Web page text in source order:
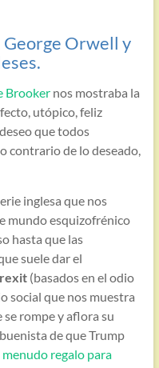
Orwell y
Brookernos mostraba la
utópico, feliz
que todos
contrario de lo deseado,
inglesa que nos
mundo esquizofrénico
hasta que las
suele dar el
(basados en el odio
social que nos muestra
rompe y aflora su
de que Trump
menudo regalo para